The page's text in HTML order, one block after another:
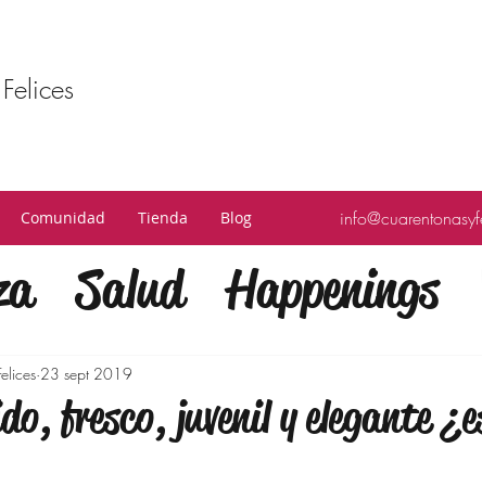
Comunidad Tienda Blog
Salud Happenings
Bienestar Familia
fresco, juvenil y elegante
23 sept 2019